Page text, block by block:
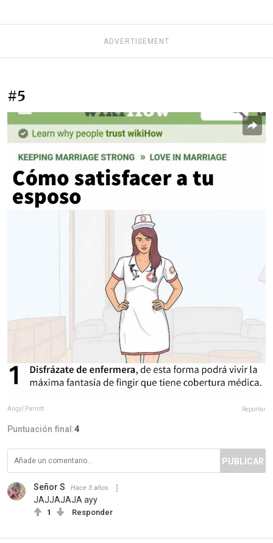
ADVERTISEMENT
#5
Angyl Parrott Reportar
Puntuación final:4
PUBLICAR
Señor S Hace 3 años
JAJJAJAJA ayy
1 Responder